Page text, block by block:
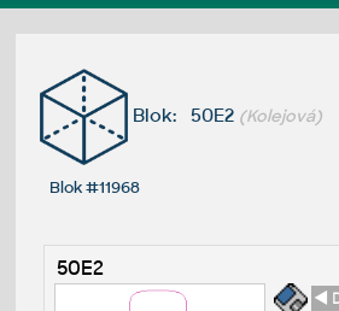
Blok: 50E2 (Kolejová)
Blok #11968
50E2
◄